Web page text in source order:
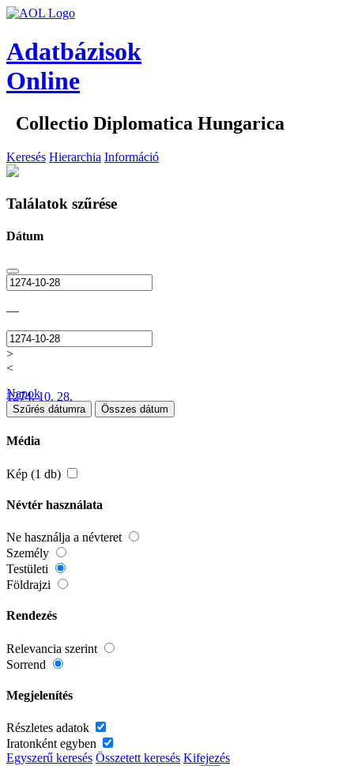
Adatbázisok
Online
Collectio Diplomatica Hungarica
Keresés Hierarchia Információ
Találatok szűrése
Dátum
—
>
<
1274. 10. 28.
Napok
Szűrés dátumra Összes dátum
Média
Kép (1 db)
Névtér használata
Ne használja a névteret
Személy
Testületi
Földrajzi
Rendezés
Relevancia szerint
Sorrend
Megjelenítés
Részletes adatok
Iratonként egyben
Egyszerű keresés Összetett keresés Kifejezés